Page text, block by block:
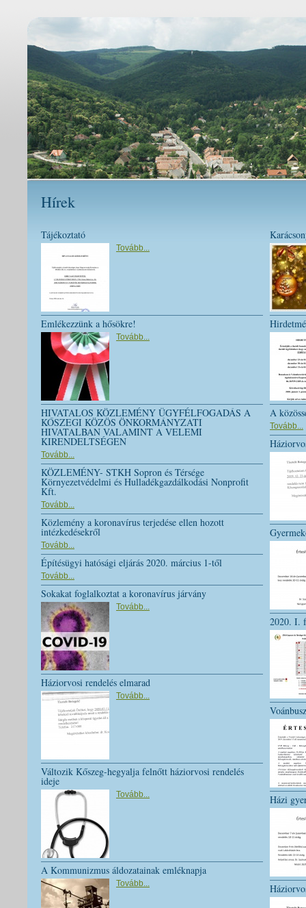
Hírek
Tájékoztató
Tovább...
Emlékezzünk a hősökre!
Tovább...
HIVATALOS KÖZLEMÉNY ÜGYFÉLFOGADÁS A
KŐSZEGI KÖZÖS ÖNKORMÁNYZATI
HIVATALBAN VALAMINT A VELEMI
KIRENDELTSÉGEN
Tovább...
KÖZLEMÉNY- STKH Sopron és Térsége
Környezetvédelmi és Hulladékgazdálkodási Nonprofit
Kft.
Tovább...
Közlemény a koronavírus terjedése ellen hozott
intézkedésekről
Tovább...
Építésügyi hatósági eljárás 2020. március 1-től
Tovább...
Sokakat foglalkoztat a koronavírus járvány
Tovább...
Háziorvosi rendelés elmarad
Tovább...
Változik Kőszeg-hegyalja felnőtt háziorvosi rendelés
ideje
Tovább...
A Kommunizmus áldozatainak emléknapja
Tovább...
A
Tovább...
2020. I.
Házi